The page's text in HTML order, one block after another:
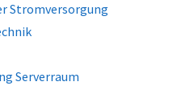
Stromversorgung
Serverraum